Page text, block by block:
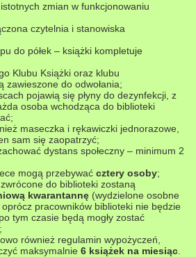
zmian w funkcjonowaniu
czytelnia i stanowiska
do półek – książki kompletuje
Klubu Książki oraz klubu
zawieszone do odwołania;
pojawią się płyny do dezynfekcji, z
osoba wchodząca do biblioteki
maseczka i rękawiczki jednorazowe,
sam się zaopatrzyć;
dystans społeczny – minimum 2
mogą przebywać cztery osoby;
do biblioteki zostaną
kwarantannę (wydzielone osobne
pracowników biblioteki nie będzie
tym czasie będą mogły zostać
również regulamin wypożyczeń,
maksymalnie 6 książek na miesiąc